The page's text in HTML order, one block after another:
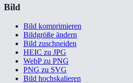
Bild
Bild komprimieren
Bildgröße ändern
Bild zuschneiden
HEIC zu JPG
WebP zu PNG
PNG zu SVG
Bild hochskalieren